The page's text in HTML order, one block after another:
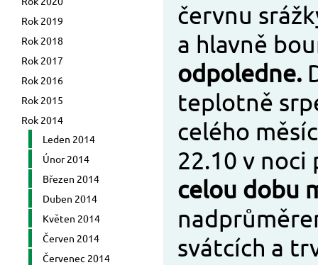
Rok 2019
Rok 2018
Rok 2017
Rok 2016
Rok 2015
Rok 2014
Leden 2014
Únor 2014
Březen 2014
Duben 2014
Květen 2014
Červen 2014
Červenec 2014
červnu
a hlavně
odpoledne.
teplotně
celého
22.10 v
celou dobu
svátcích a